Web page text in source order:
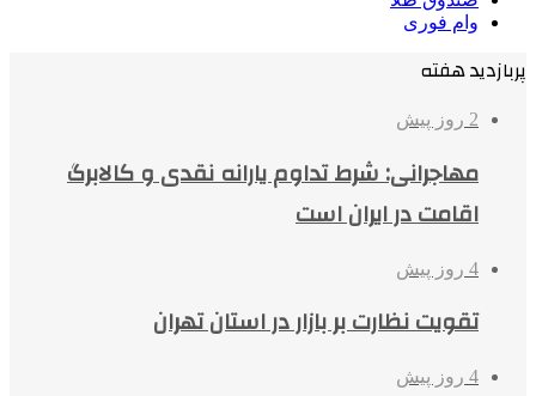
وام فوری
پربازدید هفته
2 روز پیش
مهاجرانی: شرط تداوم یارانه نقدی و کالابرگ
اقامت در ایران است
4 روز پیش
تقویت نظارت بر بازار در استان تهران
4 روز پیش